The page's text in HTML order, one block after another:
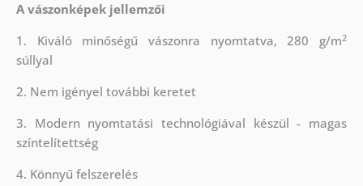
A vászonképek jellemzői
1. Kiváló minőségű vászonra nyomtatva, 280 g/m2
súllyal
2. Nem igényel további keretet
3. Modern nyomtatási technológiával készül - magas
színtelítettség
4. Könnyű felszerelés